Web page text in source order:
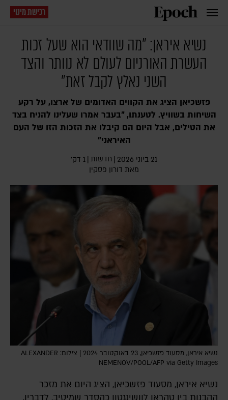
רכישת מינוי
נשיא איראן: "מה שוודאי הוא שעל זכות
העשרת האורניום לעולם לא נוותר והצד
השני נאלץ לקבל זאת"
פזשכיאן הציג את הקווים האדומים של ארצו, על רקע
השיחות בשוויץ. לטענתו, "בעבר אמרו שעלינו להניח בצד
את הטילים, אבל היום הם קיבלו את הזכות הזו של העם
האיראני"
21 ביוני 2026 | חדשות | 1 דק׳
מאת דורון פסקין
נשיא איראן, מסעוד פזשכיאן, 23 באוקטובר 2024 | צילום: ALEXANDER
NEMENOV/POOL/AFP via Getty Images
נשיא איראן, מסעוד פזשכיאן, הציג היום את מזכר